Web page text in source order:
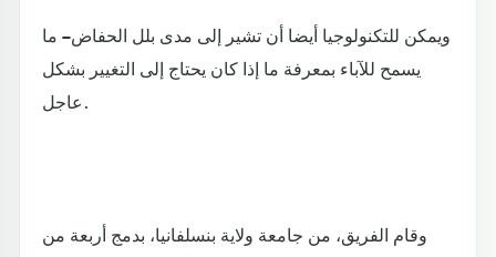
ويمكن للتكنولوجيا أيضا أن تشير إلى مدى بلل الحفاض – ما
يسمح للآباء بمعرفة ما إذا كان يحتاج إلى التغيير بشكل
عاجل.
وقام الفريق، من جامعة ولاية بنسلفانيا، بدمج أربعة من